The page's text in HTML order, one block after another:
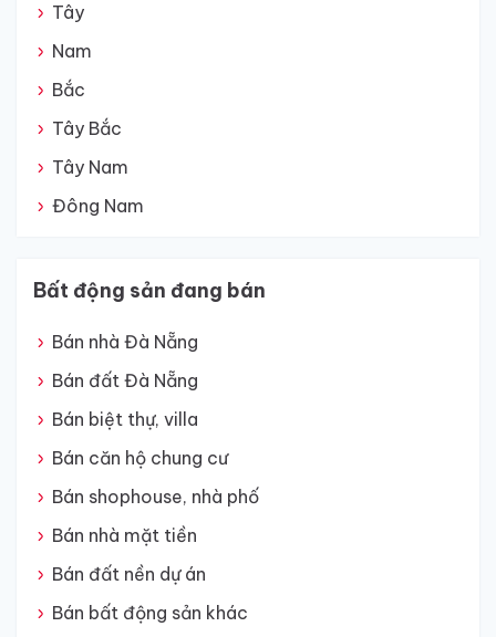
Tây
Nam
Bắc
Tây Bắc
Tây Nam
Đông Nam
Bất động sản đang bán
Bán nhà Đà Nẵng
Bán đất Đà Nẵng
Bán biệt thự, villa
Bán căn hộ chung cư
Bán shophouse, nhà phố
Bán nhà mặt tiền
Bán đất nền dự án
Bán bất động sản khác